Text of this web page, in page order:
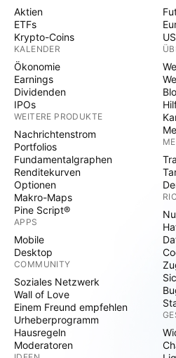
Aktien
ETFs
Krypto-Coins
KALENDER
Ökonomie
Earnings
Dividenden
IPOs
WEITERE PRODUKTE
Nachrichtenstrom
Portfolios
Fundamentalgraphen
Renditekurven
Optionen
Makro-Maps
Pine Script®
APPS
Mobile
Desktop
COMMUNITY
Soziales Netzwerk
Wall of Love
Einem Freund empfehlen
Urheberprogramm
Hausregeln
Moderatoren